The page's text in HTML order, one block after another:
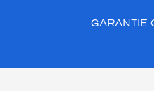
GARANTIE